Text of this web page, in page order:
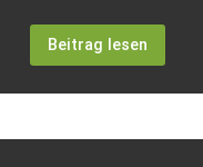
Beitrag lesen